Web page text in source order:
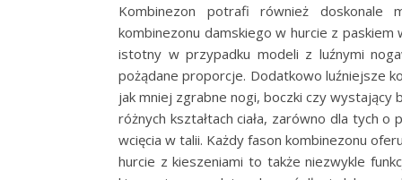
Kombinezon potrafi również doskonale
kombinezonu damskiego w hurcie z paskiem
istotny w przypadku modeli z luźnymi
pożądane proporcje. Dodatkowo luźniejsze
jak mniej zgrabne nogi, boczki czy wystający
różnych kształtach ciała, zarówno dla tych
wcięcia w talii. Każdy fason kombinezonu
hurcie z kieszeniami to także niezwykle